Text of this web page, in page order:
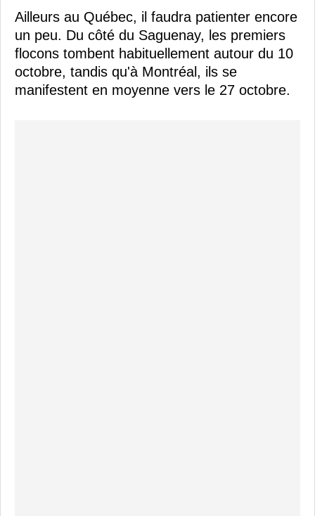
Ailleurs au Québec, il faudra patienter encore
un peu. Du côté du Saguenay, les premiers
flocons tombent habituellement autour du 10
octobre, tandis qu'à Montréal, ils se
manifestent en moyenne vers le 27 octobre.